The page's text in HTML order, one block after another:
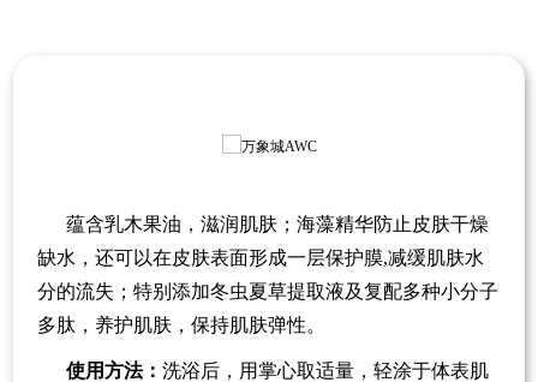
蕴含乳木果油，滋润肌肤 ； 海藻精华防止皮肤干燥
缺水，还可以在皮肤表面形成一层保护膜,减缓肌肤水
分的流失 ； 特别添加冬虫夏草提取液及复配多种小分子
多肽 ， 养护肌肤 ， 保持肌肤弹性。
使用方法： 洗浴后，用掌心取适量 ， 轻涂于体表肌